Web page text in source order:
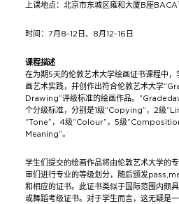
上课地点：北京市东城区雍和大厦B座
时间：7月8-12日、8月12-16日
课程描述
在为期5天的伦敦艺术大学绘画证书课程中
画艺术实践，并创作出符合伦敦艺术大学
Drawing”评级标准的绘画作品。
个分级标准，分别是1级“Copying”，2级
“Tone”，4级“Colour”，5级
Meaning”。
学生们提交的绘画作品将由伦敦艺术大学的
审们进行专业的等级划分，随后颁发
和相应的证书。此证书类似于国际范围内颇
或舞蹈考级证书。对于学生而言，这无疑是